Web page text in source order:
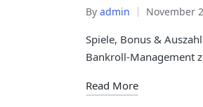
By admin November
Spiele, Bonus &
Bankroll‑Management
Read More